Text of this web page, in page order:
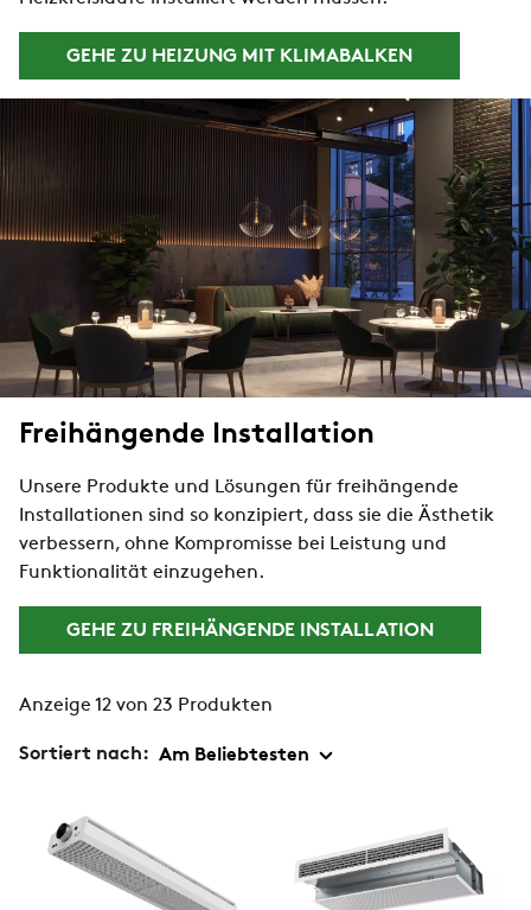
Freihängende Installation
Unsere Produkte und Lösungen für freihängende
Installationen sind so konzipiert, dass sie die Ästhetik
verbessern, ohne Kompromisse bei Leistung und
Funktionalität einzugehen.
GEHE ZU FREIHÄNGENDE INSTALLATION
GEHE ZU HEIZUNG MIT KLIMABALKEN
Anzeige 12 von 23 Produkten
Sortiert nach: